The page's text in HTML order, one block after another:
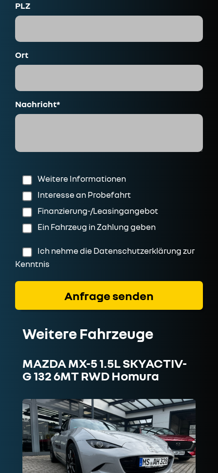
PLZ
Ort
Nachricht*
Weitere Informationen
Interesse an Probefahrt
Finanzierung-/Leasingangebot
Ein Fahrzeug in Zahlung geben
Ich nehme dieDatenschutzerklärungzur
Kenntnis
Weitere Fahrzeuge
MAZDA MX-5 1.5L SKYACTIV-
G 132 6MT RWD Homura